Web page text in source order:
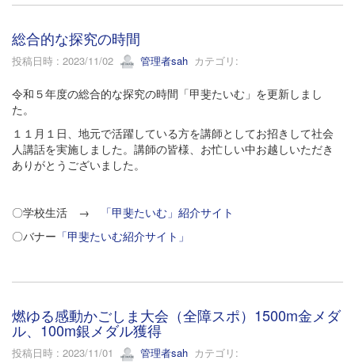
総合的な探究の時間
投稿日時 : 2023/11/02 管理者sah カテゴリ:
令和５年度の総合的な探究の時間「甲斐たいむ」を更新しまし
た。
１１月１日、地元で活躍している方を講師としてお招きして社会
人講話を実施しました。講師の皆様、お忙しい中お越しいただき
ありがとうございました。
〇学校生活 →
「甲斐たいむ」紹介サイト
〇バナー 「甲斐たいむ紹介サイト」
燃ゆる感動かごしま大会（全障スポ）1500m金メダ
ル、100m銀メダル獲得
投稿日時 : 2023/11/01 管理者sah カテゴリ: